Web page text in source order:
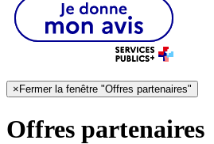
× Fermer la fenêtre "Offres partenaires"
Offres partenaires